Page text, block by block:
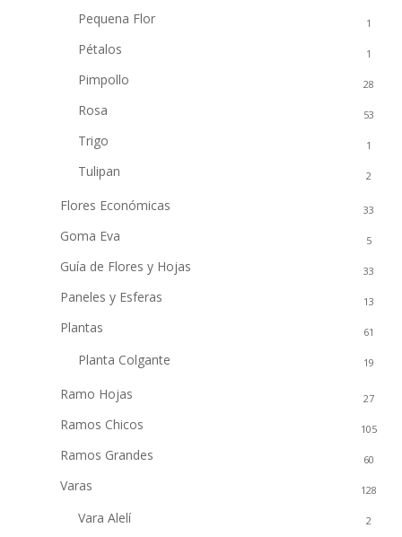
Pequena Flor 1
Pétalos 1
Pimpollo 28
Rosa 53
Trigo 1
Tulipan 2
Flores Económicas 33
Goma Eva 5
Guía de Flores y Hojas 33
Paneles y Esferas 13
Plantas 61
Planta Colgante 19
Ramo Hojas 27
Ramos Chicos 105
Ramos Grandes 60
Varas 128
Vara Alelí 2